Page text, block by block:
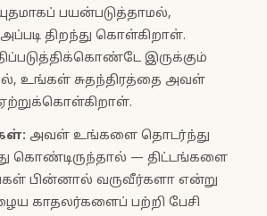
பயன்படுத்தாமல்,
திறந்து கொள்கிறாள்.
இருக்கும்
உங்கள் சுதந்திரத்தை அவள்
அவள் உங்களை தொடர்ந்து
கொண்டிருந்தால் — திட்டங்களை
பின்னால் வருவீர்களா என்று
காதலர்களைப் பற்றி பேசி